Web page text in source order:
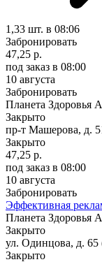
1,33 шт. в 08:06
Забронировать
47,25 р.
под заказ в 08:00
10 августа
Забронировать
Планета Здоровья
Закрыто
пр-т Машерова, д.
Закрыто
47,25 р.
под заказ в 08:00
10 августа
Забронировать
Эффективная
Планета Здоровья
Закрыто
ул. Одинцова, д.
Закрыто